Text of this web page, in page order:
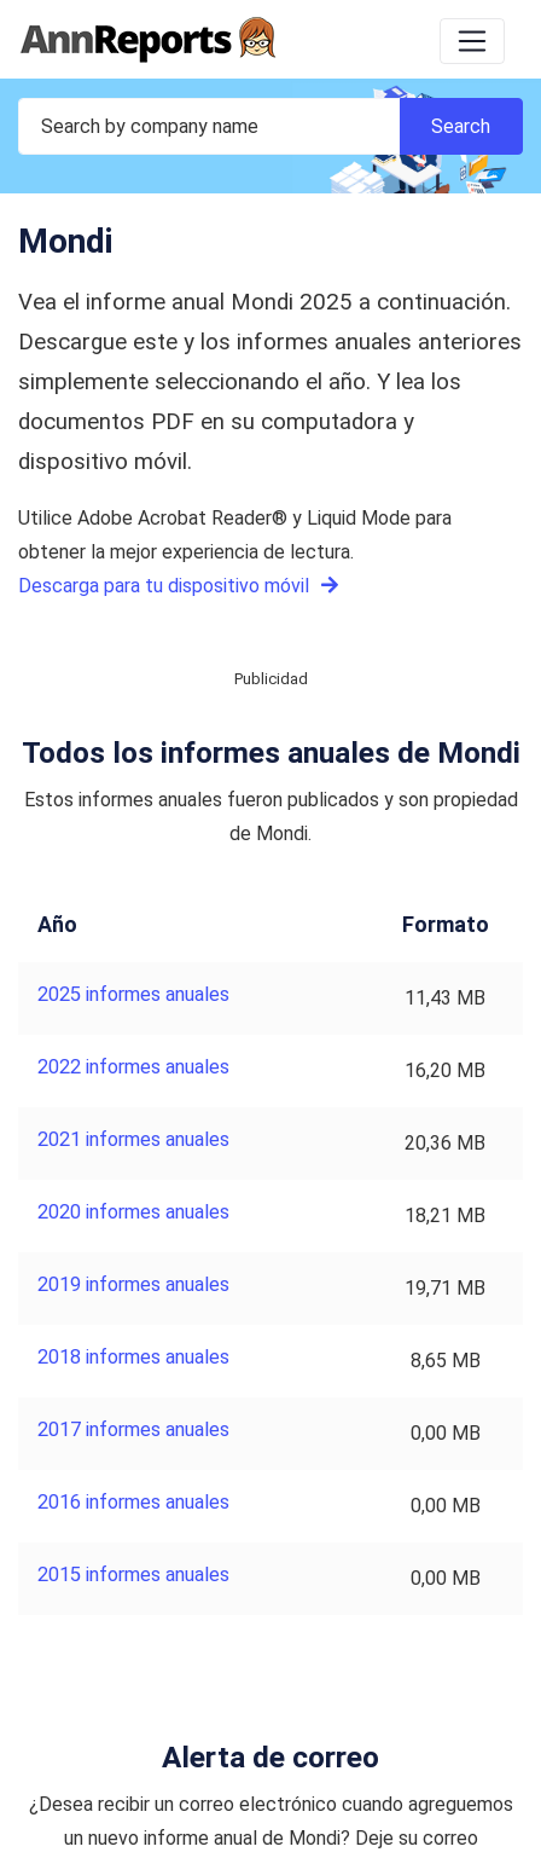
Mondi
Vea el informe anual Mondi 2025 a continuación.
Descargue este y los informes anuales anteriores
simplemente seleccionando el año. Y lea los
documentos PDF en su computadora y
dispositivo móvil.
Utilice Adobe Acrobat Reader® y Liquid Mode para
obtener la mejor experiencia de lectura.
Descarga para tu dispositivo móvil
Publicidad
Todos los informes anuales de Mondi
Estos informes anuales fueron publicados y son propiedad
de Mondi.
Año Formato
2025 informes anuales 11,43 MB
2022 informes anuales 16,20 MB
2021 informes anuales 20,36 MB
2020 informes anuales 18,21 MB
2019 informes anuales 19,71 MB
2018 informes anuales 8,65 MB
2017 informes anuales 0,00 MB
2016 informes anuales 0,00 MB
2015 informes anuales 0,00 MB
Alerta de correo
¿Desea recibir un correo electrónico cuando agreguemos
un nuevo informe anual de Mondi? Deje su correo